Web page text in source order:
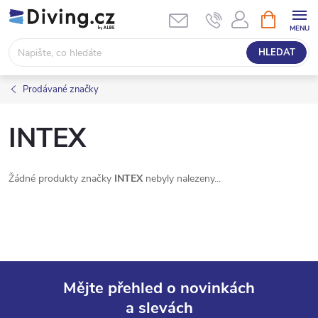
Přejít
na
obsah
HLEDAT
NÁKUPNÍ
KOŠÍK
Prodávané značky
INTEX
Žádné produkty značky INTEX nebyly nalezeny...
Mějte přehled o novinkách
a slevách